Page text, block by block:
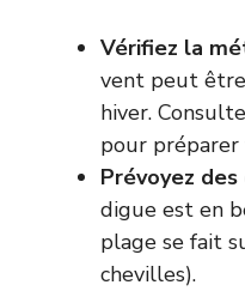
Vérifiez la
vent peut
hiver.
pour
Prévoyez
digue est en
plage se fait
chevilles).